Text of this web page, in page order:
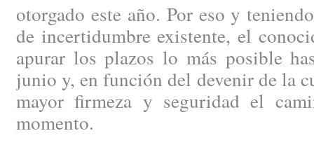
otorgado este año. Por eso y
de incertidumbre existente, el
apurar los plazos lo más posible
junio y, en función del devenir de la
mayor firmeza y seguridad el
momento.